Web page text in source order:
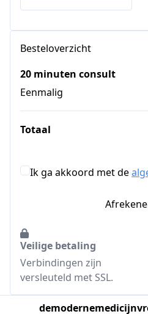
Besteloverzicht
20 minuten consult
Eenmalig
Totaal
Ik ga akkoord met de
Veilige betaling
Verbindingen zijn
versleuteld met SSL.